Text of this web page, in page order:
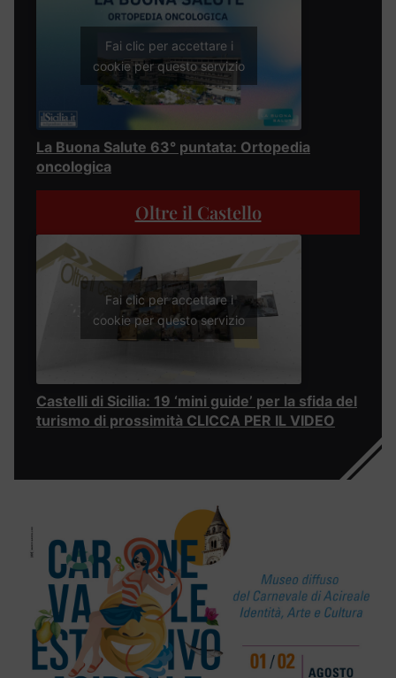
Fai clic per accettare i
cookie per questo servizio
La Buona Salute 63° puntata: Ortopedia
oncologica
Oltre il Castello
Fai clic per accettare i
cookie per questo servizio
Castelli di Sicilia: 19 ‘mini guide’ per la sfida del
turismo di prossimità CLICCA PER IL VIDEO